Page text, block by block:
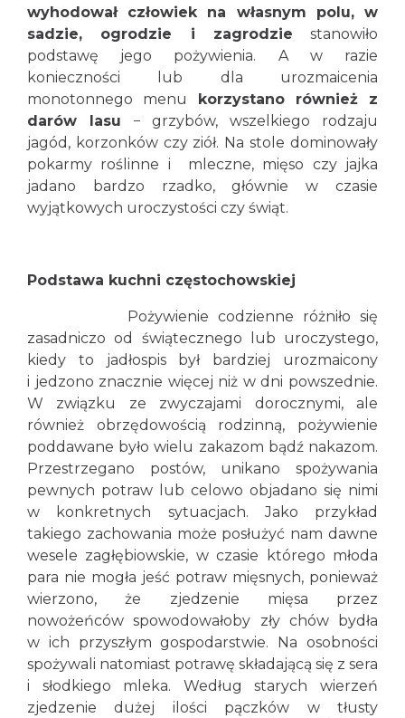
wyhodował człowiek na własnym polu, w
sadzie, ogrodzie i zagrodzie stanowiło
podstawę jego pożywienia. A w razie
konieczności lub dla urozmaicenia
monotonnego menu korzystano również z
darów lasu − grzybów, wszelkiego rodzaju
jagód, korzonków czy ziół. Na stole dominowały
pokarmy roślinne i mleczne, mięso czy jajka
jadano bardzo rzadko, głównie w czasie
wyjątkowych uroczystości czy świąt.
Podstawa kuchni częstochowskiej
Pożywienie codzienne różniło się
zasadniczo od świątecznego lub uroczystego,
kiedy to jadłospis był bardziej urozmaicony
i jedzono znacznie więcej niż w dni powszednie.
W związku ze zwyczajami dorocznymi, ale
również obrzędowością rodzinną, pożywienie
poddawane było wielu zakazom bądź nakazom.
Przestrzegano postów, unikano spożywania
pewnych potraw lub celowo objadano się nimi
w konkretnych sytuacjach. Jako przykład
takiego zachowania może posłużyć nam dawne
wesele zagłębiowskie, w czasie którego młoda
para nie mogła jeść potraw mięsnych, ponieważ
wierzono, że zjedzenie mięsa przez
nowożeńców spowodowałoby zły chów bydła
w ich przyszłym gospodarstwie. Na osobności
spożywali natomiast potrawę składającą się z sera
i słodkiego mleka. Według starych wierzeń
zjedzenie dużej ilości pączków w tłusty